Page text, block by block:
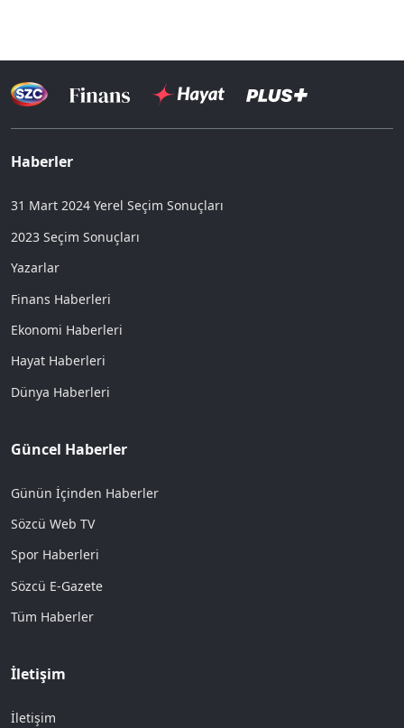
Haberler
31 Mart 2024 Yerel Seçim Sonuçları
2023 Seçim Sonuçları
Yazarlar
Finans Haberleri
Ekonomi Haberleri
Hayat Haberleri
Dünya Haberleri
Güncel Haberler
Günün İçinden Haberler
Sözcü Web TV
Spor Haberleri
Sözcü E-Gazete
Tüm Haberler
İletişim
İletişim